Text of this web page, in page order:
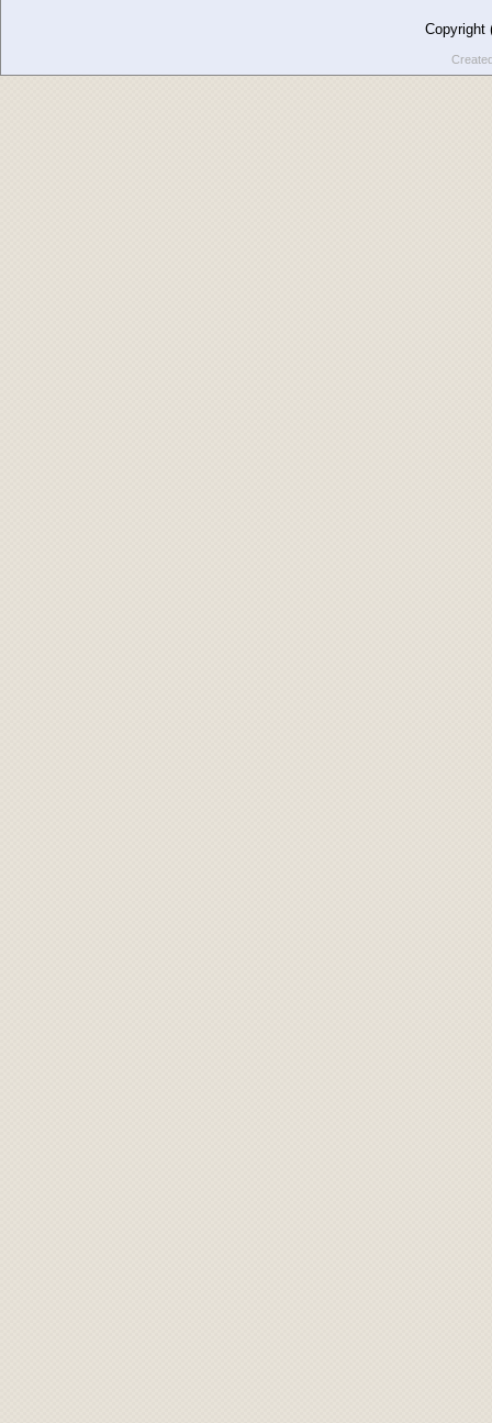
Copyright